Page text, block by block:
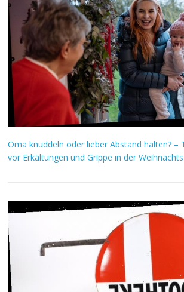
Oma knuddeln oder lieber Abstand halten? –
vor Erkältungen und Grippe in der